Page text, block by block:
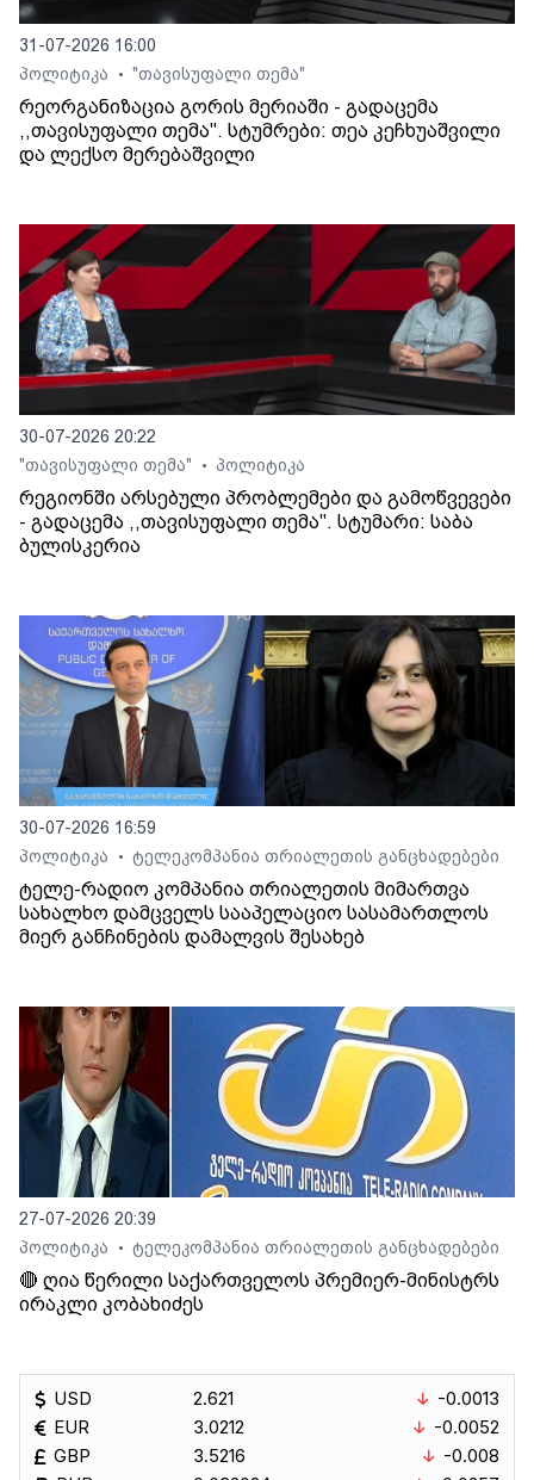
31-07-2026 16:00
პოლიტიკა
• "თავისუფალი თემა"
რეორგანიზაცია გორის მერიაში - გადაცემა
,,თავისუფალი თემა". სტუმრები: თეა კეჩხუაშვილი
და ლექსო მერებაშვილი
30-07-2026 20:22
"თავისუფალი თემა"
• პოლიტიკა
რეგიონში არსებული პრობლემები და გამოწვევები
- გადაცემა ,,თავისუფალი თემა". სტუმარი: საბა
ბულისკერია
30-07-2026 16:59
პოლიტიკა
• ტელეკომპანია თრიალეთის განცხადებები
ტელე-რადიო კომპანია თრიალეთის მიმართვა
სახალხო დამცველს სააპელაციო სასამართლოს
მიერ განჩინების დამალვის შესახებ
27-07-2026 20:39
პოლიტიკა
• ტელეკომპანია თრიალეთის განცხადებები
🔴 ღია წერილი საქართველოს პრემიერ-მინისტრს
ირაკლი კობახიძეს
USD
EUR
GBP
2.621
3.0212
3.5216
-0.0013
-0.0052
-0.008